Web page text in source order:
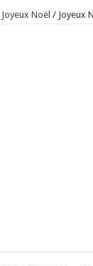
Joyeux Noël / Joyeux